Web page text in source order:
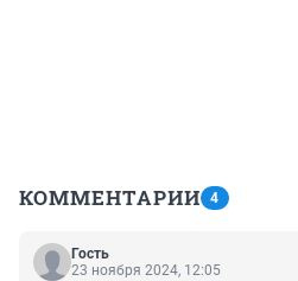
КОММЕНТАРИИ 4
Гость
23 ноября 2024, 12:05